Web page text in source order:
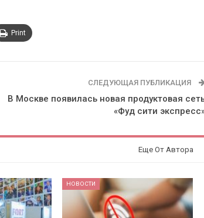
Print
СЛЕДУЮЩАЯ ПУБЛИКАЦИЯ
В Москве появилась новая продуктовая
«Фуд сити
Еще От Автора
НОВОСТИ